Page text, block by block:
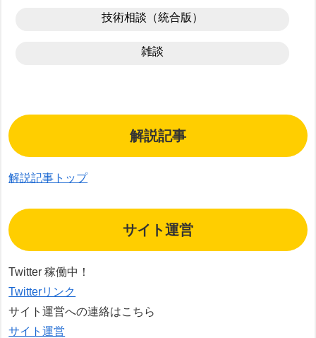
技術相談（統合版）
雑談
解説記事
解説記事トップ
サイト運営
Twitter 稼働中！
Twitterリンク
サイト運営への連絡はこちら
サイト運営